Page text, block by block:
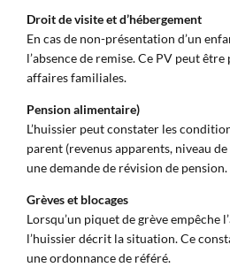
Droit de visite et d’hébergement
En cas de non-présentation d’un
l’absence de remise. Ce PV peut
affaires familiales.
Pension alimentaire)
L’huissier peut constater les
parent (revenus apparents, niveau
une demande de révision de pension.
Grèves et blocages
Lorsqu’un piquet de grève empêche
l’huissier décrit la situation. Ce
une ordonnance de référé.